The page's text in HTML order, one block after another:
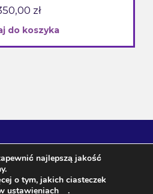
zł
do koszyka
najlepszą jakość
o tym, jakich ciasteczek
ustawieniach .